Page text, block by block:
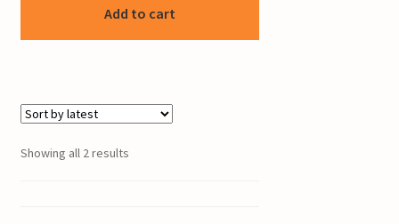
Add to cart
Showing all 2 results